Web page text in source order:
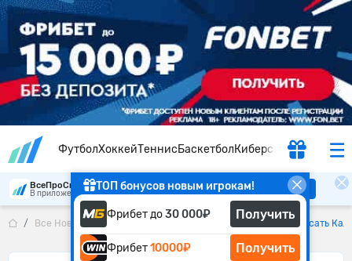
ФутболХоккейТеннисБаскетболКиберспорт
ТОП бонусов новым игрокам!
Фрибет до30 000₽ Получить
Фрибет10000₽ Получить
ВсеПроСпорт
В приложении удобнее Скачать
Все Новости Моуринью попросил «Реал» Мадрид подписать